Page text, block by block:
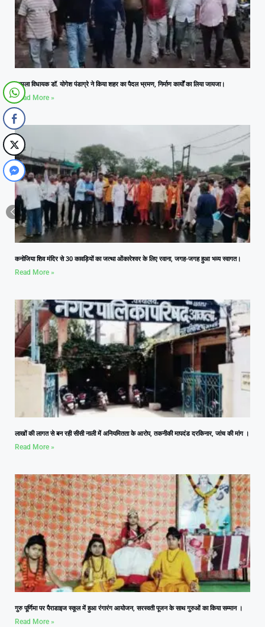
आमला विधायक डॉ. योगेश पंडाग्रे ने किया शहर का पैदल भ्रमण, निर्माण कार्यों का लिया जायजा।
Read More »
कनोजिया शिव मंदिर से 30 कावड़ियों का जत्था ओंकारेश्वर के लिए रवाना, जगह-जगह हुआ भव्य स्वागत।
Read More »
लाखों की लागत से बन रही सीसी नाली में अनियमितता के आरोप, तकनीकी मापदंड दरकिनार, जांच की मांग ।
Read More »
गुरु पूर्णिमा पर पैराडाइज स्कूल में हुआ रंगारंग आयोजन, सरस्वती पूजन के साथ गुरुओं का किया सम्मान ।
Read More »